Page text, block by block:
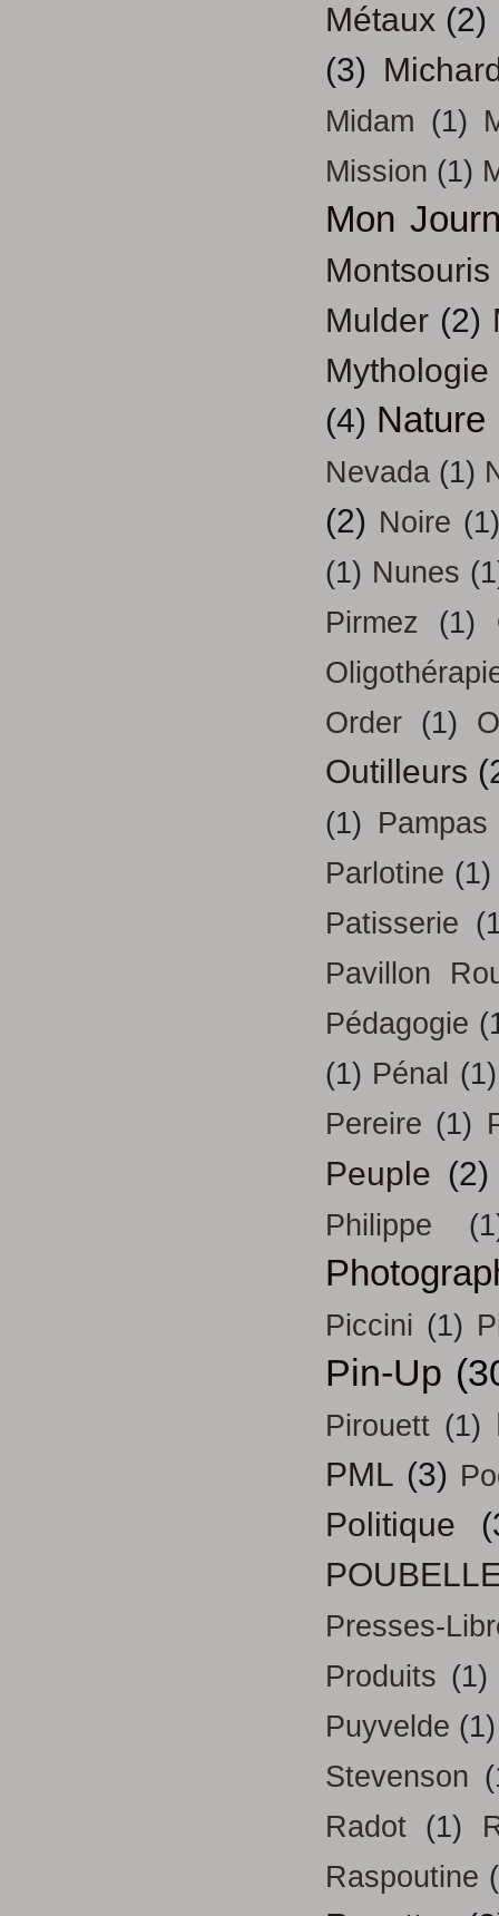
Métaux (2)
(3)
Midam (1)
Mission (1)
Mon
Montsouris
Mulder (2)
Mythologie
(4) Nature
Nevada (1)
(2) Noire
(1) Nunes
Pirmez
(1)
Order (1)
Outilleurs
(1) Pampas
Parlotine (1)
Patisserie
Pavillon
Pédagogie
(1) Pénal (1)
Pereire (1)
Peuple (2)
Philippe
Piccini (1)
Pin-Up
Pirouett (1)
PML (3)
Politique
Presses-
Produits (1)
Puyvelde (1)
Stevenson
Radot (1)
Raspoutine